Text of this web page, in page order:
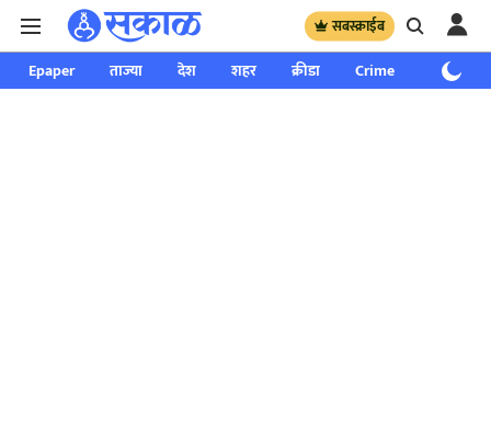
सबस्क्राईब
Epaper ताज्या देश शहर क्रीडा Crime साप्ताहिक